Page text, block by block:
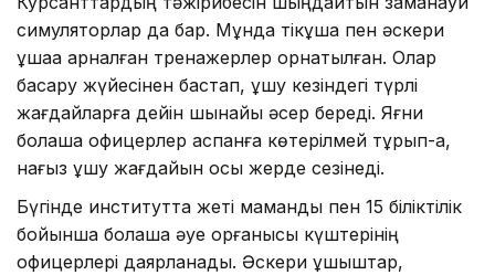
симуляторлар да бар. Мұнда тікұшақ пен әскери
ұшаққа арналған тренажерлер орнатылған. Олар
басқару жүйесінен бастап, ұшу кезіндегі түрлі
жағдайларға дейін шынайы әсер береді. Яғни
болашақ офицерлер аспанға көтерілмей тұрып-ақ,
нағыз ұшу жағдайын осы жерде сезінеді.
Бүгінде институтта жеті мамандық пен 15 біліктілік
бойынша болашақ әуе қорғанысы күштерінің
офицерлері даярланады. Әскери ұшқыштар,